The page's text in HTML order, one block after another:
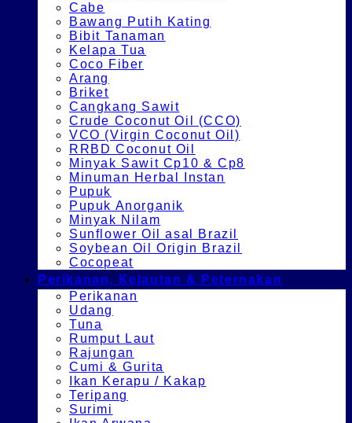
Cabe
Bawang Putih Kating
Bibit Tanaman
Kelapa Tua
Coco Fiber
Arang
Briket
Cangkang Sawit
Crude Coconut Oil (CCO)
VCO (Virgin Coconut Oil)
RRBD Coconut Oil
Minyak Sawit Cp10 & Cp8
Minuman Herbal Instan
Pupuk
Pupuk Anorganik
Minyak Nilam
Sunflower Oil asal Brazil
Soybean Oil Origin Brazil
Cocopeat
Perikanan, Kelautan & Peternakan
Perikanan
Udang
Tuna
Rumput Laut
Rajungan
Cumi & Gurita
Ikan Kerapu / Kakap
Teripang
Surimi